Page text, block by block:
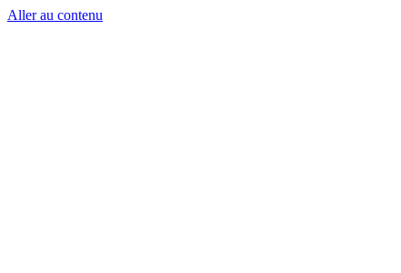
Aller au contenu